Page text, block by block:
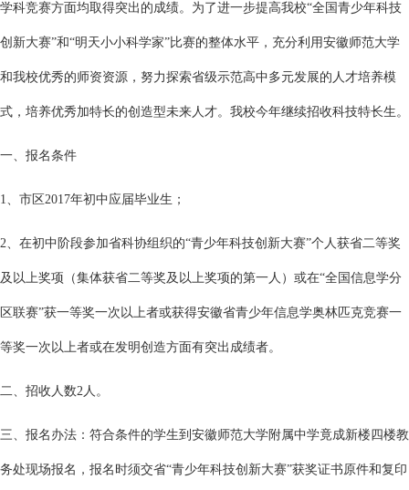
学科竞赛方面均取得突出的成绩。为了进一步提高我校“全国青少年科技
创新大赛”和“明天小小科学家”比赛的整体水平，充分利用安徽师范大学
和我校优秀的师资资源，努力探索省级示范高中多元发展的人才培养模
式，培养优秀加特长的创造型未来人才。我校今年继续招收科技特长生。
一、报名条件
1、市区2017年初中应届毕业生；
2、在初中阶段参加省科协组织的“青少年科技创新大赛”个人获省二等奖
及以上奖项（集体获省二等奖及以上奖项的第一人）或在“全国信息学分
区联赛”获一等奖一次以上者或获得安徽省青少年信息学奥林匹克竞赛一
等奖一次以上者或在发明创造方面有突出成绩者。
二、招收人数2人。
三、报名办法：符合条件的学生到安徽师范大学附属中学竟成新楼四楼教
务处现场报名，报名时须交省“青少年科技创新大赛”获奖证书原件和复印